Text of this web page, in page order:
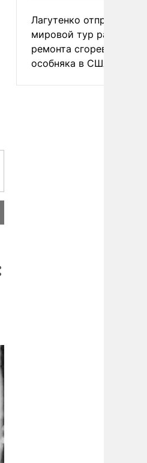
Лагутенко отправился в
мировой тур ради
ремонта сгоревшего
особняка в США